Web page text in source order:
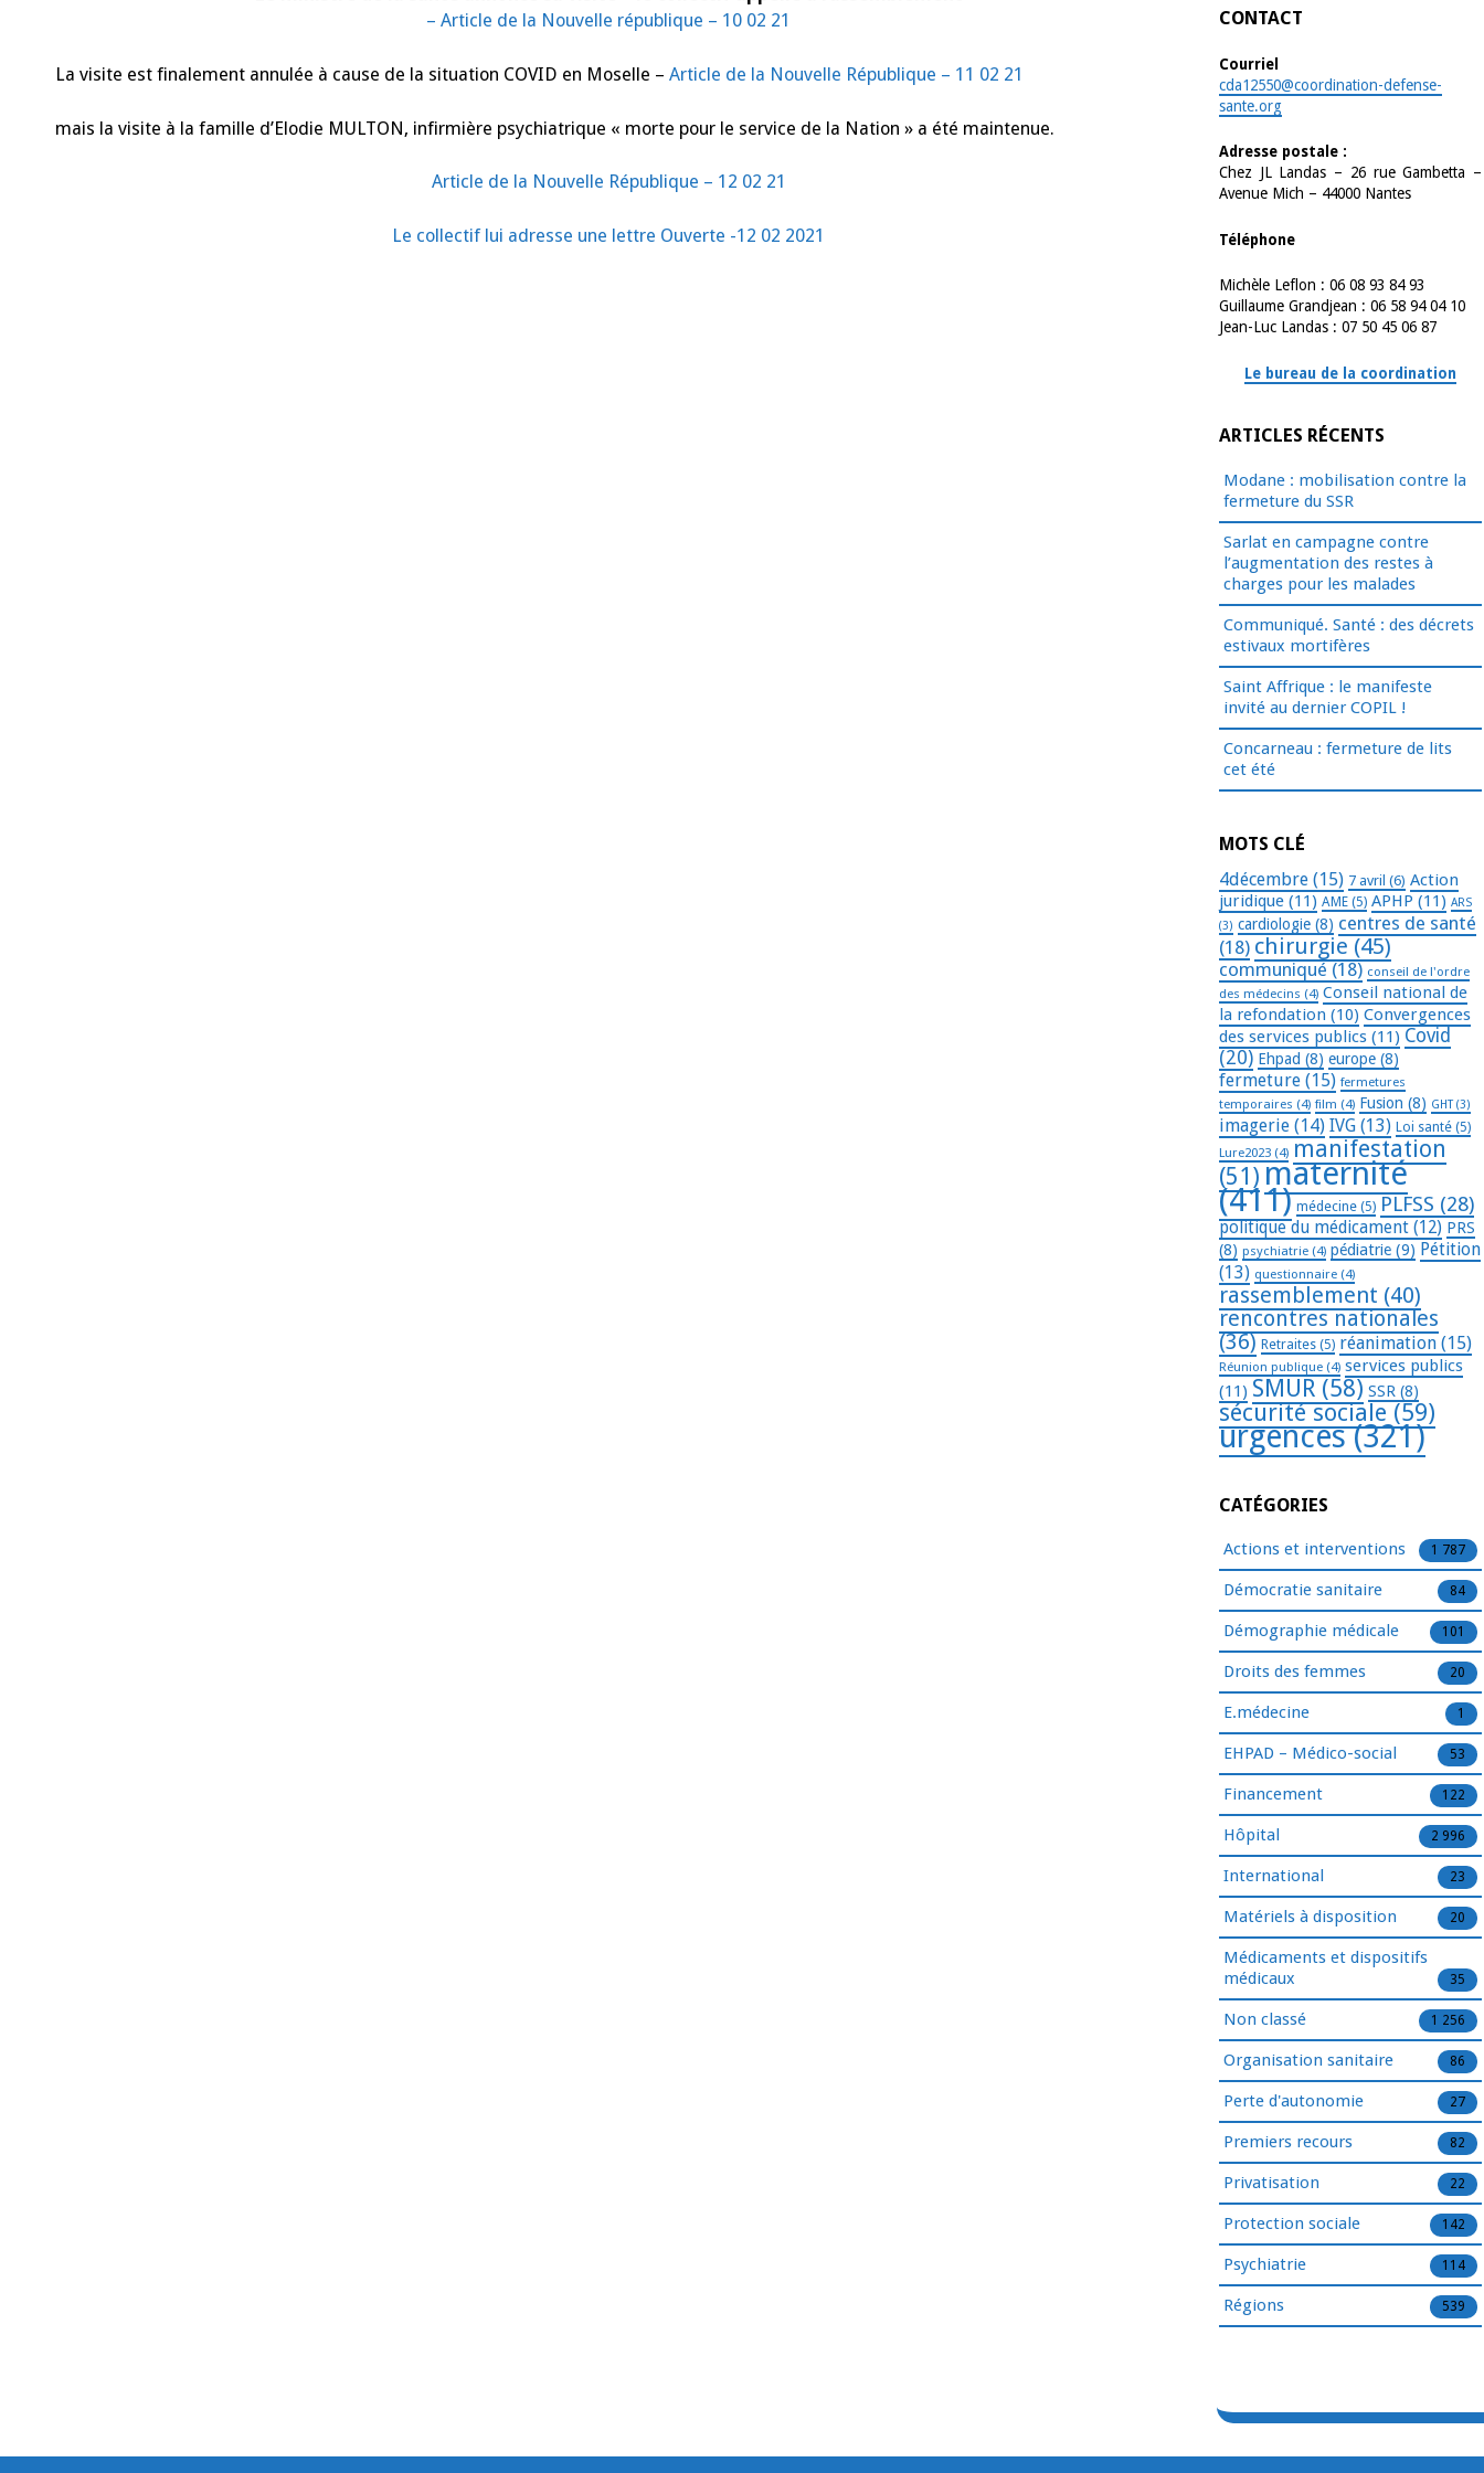
annulée
– Article de la Nouvelle république – 10 02 21
La visite est finalement annulée à cause de la situation COVID en Moselle –Article de la Nouvelle République – 11 02 21
mais la visite à la famille d’Elodie MULTON, infirmière psychiatrique « morte pour le service de la Nation » a été maintenue.
Article de la Nouvelle République – 12 02 21
Le collectif lui adresse une lettre Ouverte -12 02 2021
CONTACT
Courriel
cda12550@coordination-defense-
sante.org
Adresse postale :
Chez JL Landas – 26 rue Gambetta –
Avenue Mich – 44000 Nantes
Téléphone
Michèle Leflon : 06 08 93 84 93
Guillaume Grandjean : 06 58 94 04 10
Jean-Luc Landas : 07 50 45 06 87
Le bureau de la coordination
ARTICLES RÉCENTS
Modane : mobilisation contre la
fermeture du SSR
Sarlat en campagne contre
l’augmentation des restes à
charges pour les malades
Communiqué. Santé : des décrets
estivaux mortifères
Saint Affrique : le manifeste
invité au dernier COPIL !
Concarneau : fermeture de lits
cet été
MOTS CLÉ
4décembre (15) 7 avril (6) Action
juridique (11) AME (5) APHP (11) ARS
(3) cardiologie (8) centres de santé
(18) chirurgie (45)
communiqué (18) conseil de l'ordre
des médecins (4) Conseil national de
la refondation (10) Convergences
des services publics (11) Covid
(20) Ehpad (8) europe (8)
fermeture (15) fermetures
temporaires (4) film (4) Fusion (8) GHT(3)
imagerie (14) IVG (13) Loi santé (5)
Lure2023 (4) manifestation
(51) maternité
(411) médecine (5) PLFSS (28)
politique du médicament (12) PRS
(8) psychiatrie (4) pédiatrie (9) Pétition
(13) questionnaire (4)
rassemblement (40)
rencontres nationales
(36) Retraites (5) réanimation (15)
Réunion publique (4) services publics
(11) SMUR (58) SSR (8)
sécurité sociale (59)
urgences(321)
CATÉGORIES
Actions et interventions 1 787
Démocratie sanitaire 84
Démographie médicale 101
Droits des femmes 20
E.médecine 1
EHPAD – Médico-social 53
Financement 122
Hôpital 2 996
International 23
Matériels à disposition 20
Médicaments et dispositifs
médicaux
35
Non classé 1 256
Organisation sanitaire 86
Perte d'autonomie 27
Premiers recours 82
Privatisation 22
Protection sociale 142
Psychiatrie 114
Régions 539